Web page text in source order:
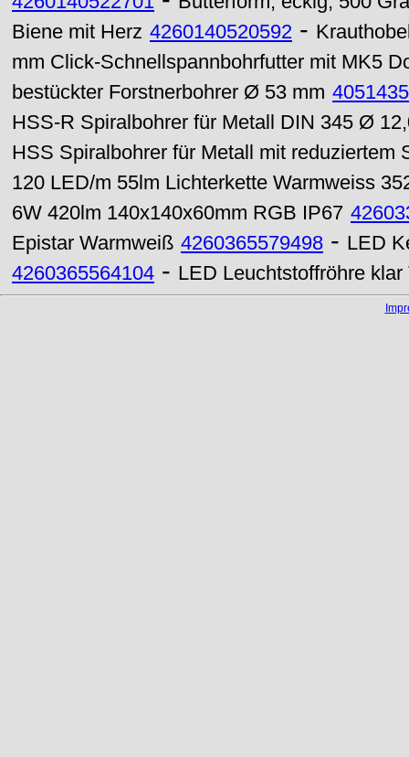
Biene mit Herz 4260140520592 -
mm Click-Schnellspannbohrfutter mit MK5
bestückter Forstnerbohrer Ø 53 mm
HSS-R Spiralbohrer für Metall DIN 345 Ø
HSS Spiralbohrer für Metall mit reduziertem
120 LED/m 55lm Lichterkette Warmweiss
6W 420lm 140x140x60mm RGB IP67
Epistar Warmweiß 4260365579498 - LED
4260365564104 - LED Leuchtstoffröhre